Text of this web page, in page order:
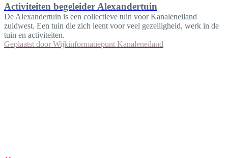
Activiteiten begeleider Alexandertuin
De Alexandertuin is een collectieve tuin voor Kanaleneiland
zuidwest. Een tuin die zich leent voor veel gezelligheid, werk in de
tuin en activiteiten.
Geplaatst door Wijkinformatiepunt Kanaleneiland